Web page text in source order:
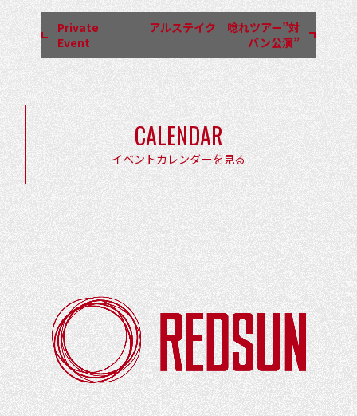
ン
ト
ナ
ゲ
ョ
Private
Event
アルステイク 唸れツアー”対
バン公演”
CALENDAR
イベントカレンダーを見る